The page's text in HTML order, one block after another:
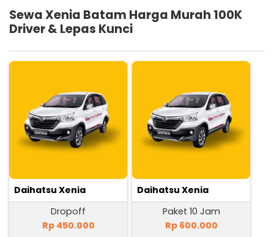
Sewa Xenia Batam Harga Murah 100K
Driver & Lepas Kunci
Daihatsu Xenia
Dropoff
Rp 450.000
Daihatsu Xenia
Paket 10 Jam
Rp 600.000